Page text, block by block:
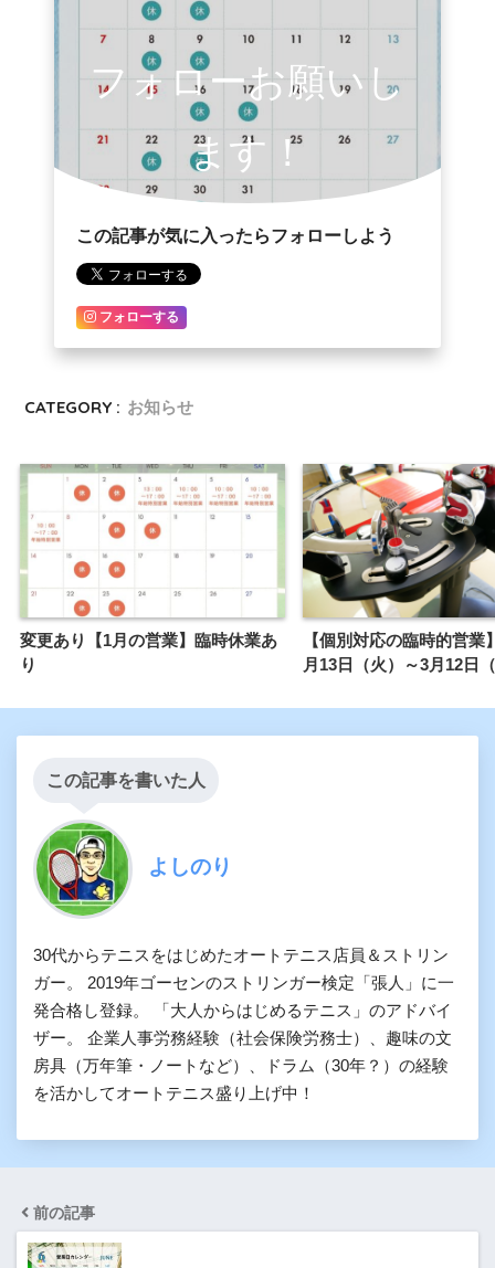
フォローお願いし
ます！
この記事が気に入ったらフォローしよう
フォローする
CATEGORY : お知らせ
変更あり【1月の営業】臨時休業あ
り
【個別対応の臨時的営業
月13日（火）～3月12日
この記事を書いた人
よしのり
30代からテニスをはじめたオートテニス店員＆ストリン
ガー。 2019年ゴーセンのストリンガー検定「張人」に一
発合格し登録。 「大人からはじめるテニス」のアドバイ
ザー。 企業人事労務経験（社会保険労務士）、趣味の文
房具（万年筆・ノートなど）、ドラム（30年？）の経験
を活かしてオートテニス盛り上げ中！
前の記事